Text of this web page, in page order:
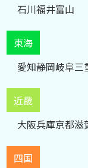
石川福井富山
東海
愛知静岡岐阜三
近畿
大阪兵庫京都滋
四国